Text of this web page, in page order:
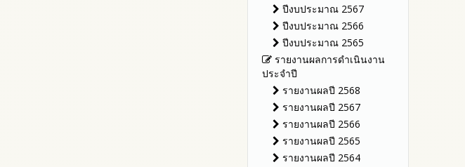
ข่าวสารพัฒนาสำนักงาน
เกี่ยวข้องกับแนวทางส่งเสริมความ
โปร่งใส
ปีงบประมาณ 2567
ปีงบประมาณ 2566
ปีงบประมาณ 2565
รายงานผลการดำเนินงาน
ประจำปี
รายงานผลปี 2568
รายงานผลปี 2567
รายงานผลปี 2566
รายงานผลปี 2565
รายงานผลปี 2564